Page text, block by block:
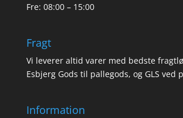
Fre: 08:00 – 15:00
Fragt
Vi leverer altid varer med bedste
Esbjerg Gods til pallegods, og GLS ved
Information